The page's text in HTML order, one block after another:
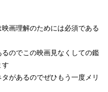
画理解のためには必須である
のでこの映画見なくしての鑑
す
があるのでぜひもう一度メリ